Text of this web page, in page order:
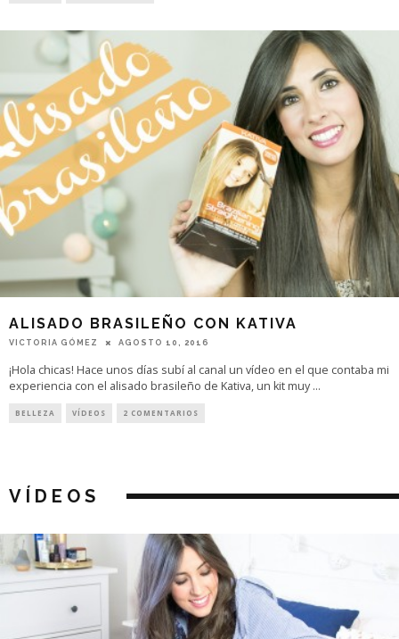
ALISADO BRASILEÑO CON KATIVA
VICTORIA GÓMEZ AGOSTO 10, 2016
¡Hola chicas! Hace unos días subí al canal un vídeo en el que contaba mi
experiencia con el alisado brasileño de Kativa, un kit muy...
BELLEZA VÍDEOS 2 COMENTARIOS
VÍDEOS